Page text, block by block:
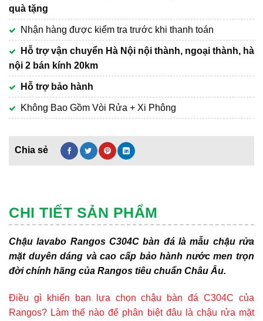
quà tặng
Nhận hàng được kiểm tra trước khi thanh toán
Hỗ trợ vận chuyển Hà Nội nội thành, ngoại thành, hà
nội 2 bán kính 20km
Hỗ trợ bảo hành
Không Bao Gồm Vòi Rửa + Xi Phông
CHI TIẾT SẢN PHẨM
Chậu lavabo Rangos C304C bàn đá là mẫu chậu rửa
mặt duyên dáng và cao cấp bảo hành nước men trọn
đời chính hãng của Rangos tiêu chuẩn Châu Âu.
Điều gì khiến bạn lựa chọn chậu bàn đá C304C của
Rangos? Làm thế nào để phân biệt đâu là chậu rửa mặt